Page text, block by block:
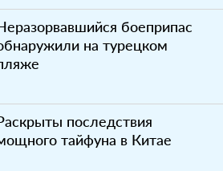
боеприпас
на турецком
последствия
тайфуна в Китае